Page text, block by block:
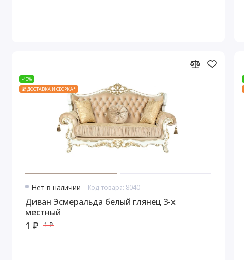
-40%
🎁 ДОСТАВКА И СБОРКА*
Нет в наличии Код товара: 8040
Диван Эсмеральда белый глянец 3-х
местный
1 ₽ 1 ₽